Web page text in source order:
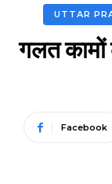
UTTAR
गलत कामों
Facebook